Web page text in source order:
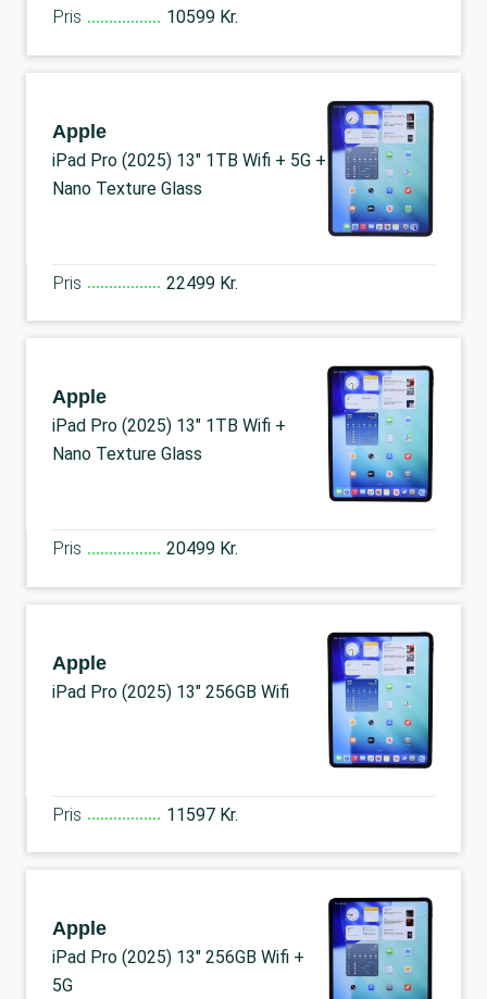
Pris 10599 Kr.
Apple
iPad Pro (2025) 13" 1TB Wifi + 5G +
Nano Texture Glass
Pris 22499 Kr.
Apple
iPad Pro (2025) 13" 1TB Wifi +
Nano Texture Glass
Pris 20499 Kr.
Apple
iPad Pro (2025) 13" 256GB Wifi
Pris 11597 Kr.
Apple
iPad Pro (2025) 13" 256GB Wifi +
5G